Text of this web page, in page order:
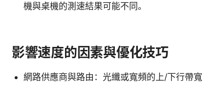
機與桌機的測速結果可能不同。
影響速度的因素與優化技巧
網路供應商與路由：光纖或寬頻的上/下行帶寬